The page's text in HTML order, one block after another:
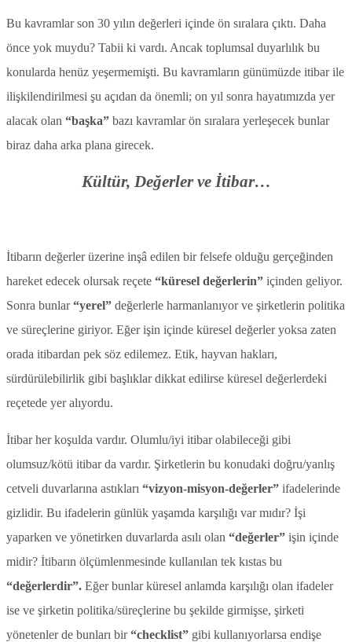
Bu kavramlar son 30 yılın değerleri içinde ön sıralara çıktı. Daha
önce yok muydu? Tabii ki vardı. Ancak toplumsal duyarlılık bu
konularda henüz yeşermemişti. Bu kavramların günümüzde itibar ile
ilişkilendirilmesi şu açıdan da önemli; on yıl sonra hayatımızda yer
alacak olan “başka” bazı kavramlar ön sıralara yerleşecek bunlar
biraz daha arka plana girecek.
Kültür, Değerler ve İtibar…
İtibarın değerler üzerine inşâ edilen bir felsefe olduğu gerçeğinden
hareket edecek olursak reçete “küresel değerlerin” içinden geliyor.
Sonra bunlar“yerel” değerlerle harmanlanıyor ve şirketlerin politika
ve süreçlerine giriyor. Eğer işin içinde küresel değerler yoksa zaten
orada itibardan pek söz edilemez. Etik, hayvan hakları,
sürdürülebilirlik gibi başlıklar dikkat edilirse küresel değerlerdeki
reçetede yer alıyordu.
İtibar her koşulda vardır. Olumlu/iyi itibar olabileceği gibi
olumsuz/kötü itibar da vardır. Şirketlerin bu konudaki doğru/yanlış
cetveli duvarlarına astıkları “vizyon-misyon-değerler” ifadelerinde
gizlidir. Bu ifadelerin günlük yaşamda karşılığı var mıdır? İşi
yaparken ve yönetirken duvarlarda asılı olan “değerler” işin içinde
midir? İtibarın ölçümlenmesinde kullanılan tek kıstas bu
“değerlerdir”. Eğer bunlar küresel anlamda karşılığı olan ifadeler
ise ve şirketin politika/süreçlerine bu şekilde girmişse, şirketi
yönetenler de bunları bir“checklist” gibi kullanıyorlarsa endişe